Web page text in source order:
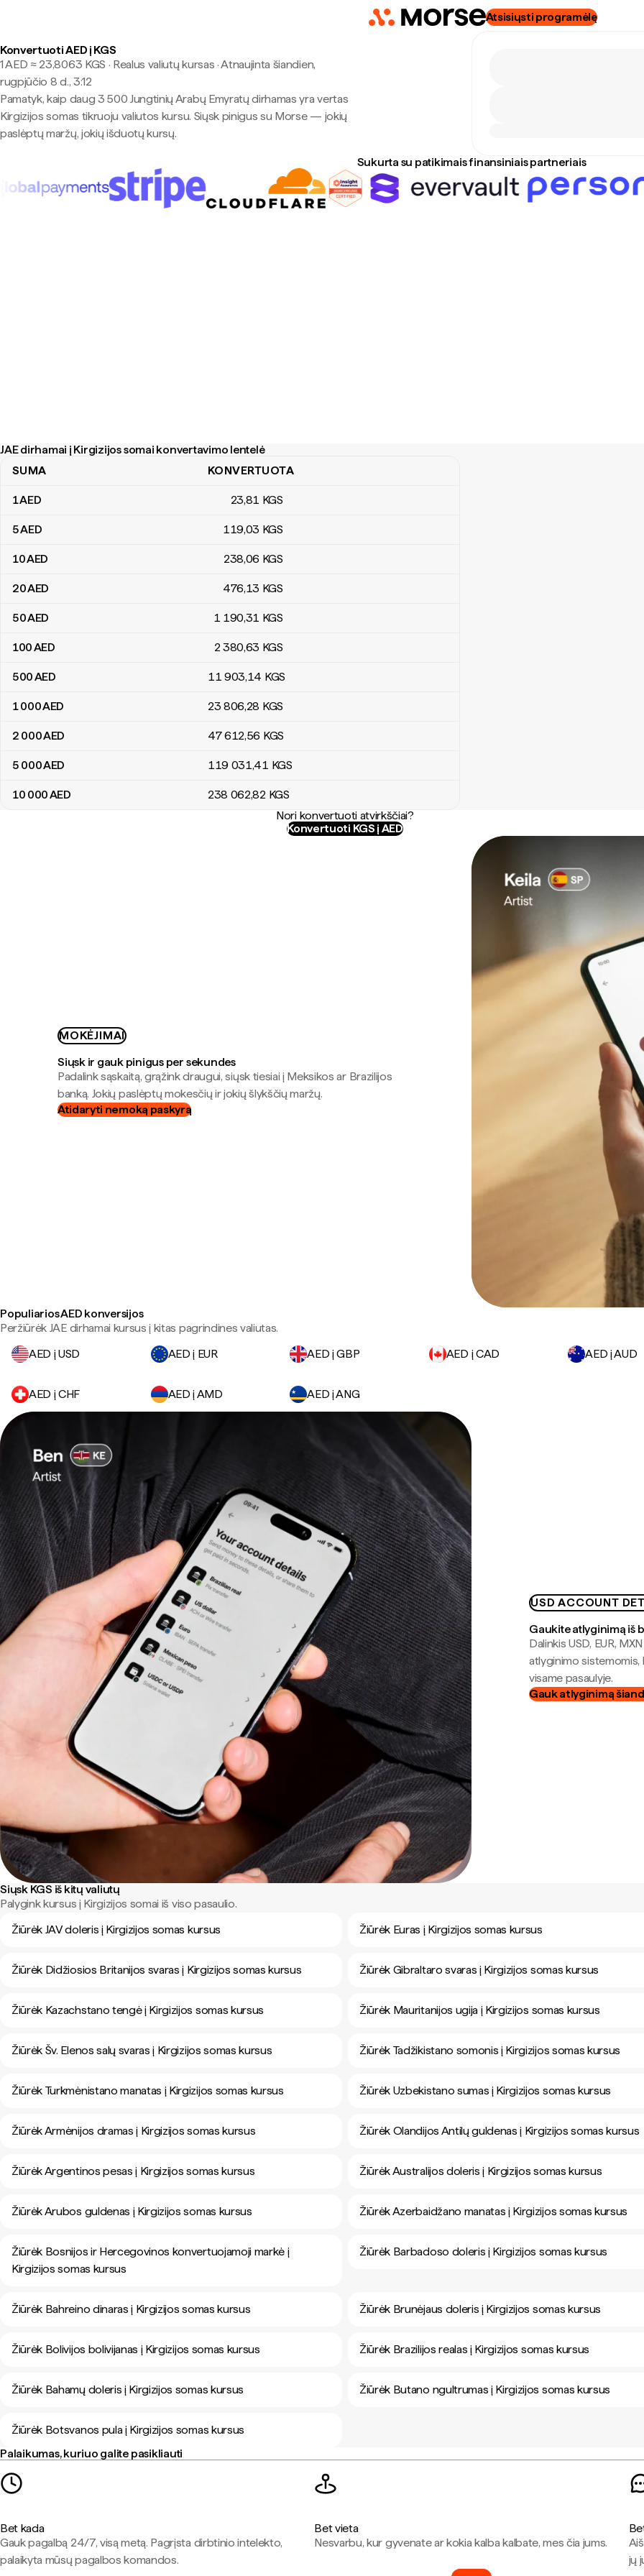
Atsisiųsti programėlę
Konvertuoti AED į KGS
1 AED ≈ 23,8063 KGS · Realus valiutų kursas ·Atnaujinta šiandien,
rugpjūčio 8 d., 3:12
Pamatyk, kaip daug 3 500 Jungtinių Arabų Emyratų dirhamas yra vertas
Kirgizijos somas tikruoju valiutos kursu. Siųsk pinigus su Morse — jokių
paslėptų maržų, jokių išduotų kursų.
Sukurta su patikimais finansiniais partneriais
JAE dirhamai į Kirgizijos somai konvertavimo lentelė
JAE dirhamai į Kirgizijos somai konvertavimo lentelė
SUMA KONVERTUOTA
1AED 23,81 KGS
5AED 119,03 KGS
10AED 238,06 KGS
20AED 476,13 KGS
50AED 1 190,31 KGS
100AED 2 380,63 KGS
500AED 11 903,14 KGS
1 000AED 23 806,28 KGS
2 000AED 47 612,56 KGS
5 000AED 119 031,41 KGS
10 000AED 238 062,82 KGS
Nori konvertuoti atvirkščiai?
Konvertuoti KGS į AED
MOKĖJIMAI
Siųsk ir gauk pinigus per sekundes
Padalink sąskaitą, grąžink draugui, siųsk tiesiai į Meksikos ar Brazilijos
banką. Jokių paslėptų mokesčių ir jokių šlykščių maržų.
Atidaryti nemoką paskyrą
Populiarios AED konversijos
Peržiūrėk JAE dirhamai kursus į kitas pagrindines valiutas.
AED į USD
AED į EUR AED į GBP AED į CAD AED į AUD
AED į CHF AED į AMD AED į ANG
USD ACCOUNT
Gaukite atlyginimą iš
Dalinkis USD, EUR,
atlyginimo
visame pasaulyje.
Gauk atlyginimą
Siųsk KGS iš kitų valiutų
Palygink kursus į Kirgizijos somai iš viso pasaulio.
Žiūrėk JAV doleris į Kirgizijos somas kursus
Žiūrėk Euras į Kirgizijos somas kursus
Žiūrėk Didžiosios Britanijos svaras į Kirgizijos somas kursus Žiūrėk Gibraltaro svaras į Kirgizijos somas kursus
Žiūrėk Kazachstano tengė į Kirgizijos somas kursus Žiūrėk Mauritanijos ugija į Kirgizijos somas kursus
Žiūrėk Šv. Elenos salų svaras į Kirgizijos somas kursus Žiūrėk Tadžikistano somonis į Kirgizijos somas kursus
Žiūrėk Turkmėnistano manatas į Kirgizijos somas kursus Žiūrėk Uzbekistano sumas į Kirgizijos somas kursus
Žiūrėk Armėnijos dramas į Kirgizijos somas kursus Žiūrėk Olandijos Antilų guldenas į Kirgizijos somas kursus
Žiūrėk Argentinos pesas į Kirgizijos somas kursus Žiūrėk Australijos doleris į Kirgizijos somas kursus
Žiūrėk Arubos guldenas į Kirgizijos somas kursus Žiūrėk Azerbaidžano manatas į Kirgizijos somas kursus
Žiūrėk Bosnijos ir Hercegovinos konvertuojamoji markė į
Kirgizijos somas kursus
Žiūrėk Barbadoso doleris į Kirgizijos somas kursus
Žiūrėk Bahreino dinaras į Kirgizijos somas kursus Žiūrėk Brunėjaus doleris į Kirgizijos somas kursus
Žiūrėk Bolivijos bolivijanas į Kirgizijos somas kursus Žiūrėk Brazilijos realas į Kirgizijos somas kursus
Žiūrėk Bahamų doleris į Kirgizijos somas kursus Žiūrėk Butano ngultrumas į Kirgizijos somas kursus
Žiūrėk Botsvanos pula į Kirgizijos somas kursus
Palaikumas, kuriuo galite pasikliauti
Bet kada
Gauk pagalbą 24/7, visą metą. Pagrįsta dirbtinio intelekto,
palaikyta mūsų pagalbos komandos.
Bet vieta
Nesvarbu, kur gyvenate ar kokia kalba kalbate, mes čia jums.
jų